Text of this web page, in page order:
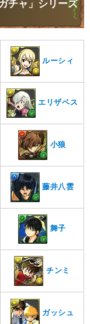
チャ」シリーズ
ルーシィ
エリザベス
小狼
藤井八雲
舞子
チンミ
ガッシュ